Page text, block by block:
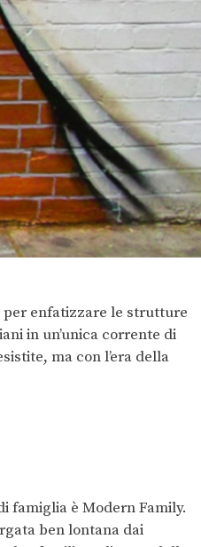
per enfatizzare le strutture
in un’unica corrente di
ma con l’era della
famiglia è Modern Family.
ben lontana dai